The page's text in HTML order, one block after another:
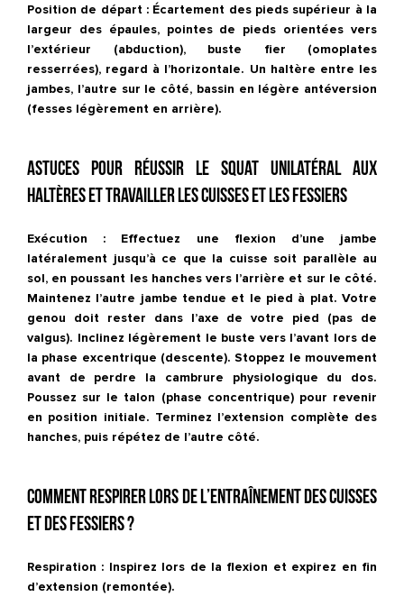
Position de départ : Écartement des pieds supérieur à la
largeur des épaules, pointes de pieds orientées vers
l’extérieur (abduction), buste fier (omoplates
resserrées), regard à l’horizontale. Un haltère entre les
jambes, l’autre sur le côté, bassin en légère antéversion
(fesses légèrement en arrière).
Astuces pour réussir le squat unilatéral aux
haltères et travailler les cuisses et les fessiers
Exécution : Effectuez une flexion d’une jambe
latéralement jusqu’à ce que la cuisse soit parallèle au
sol, en poussant les hanches vers l’arrière et sur le côté.
Maintenez l’autre jambe tendue et le pied à plat. Votre
genou doit rester dans l’axe de votre pied (pas de
valgus). Inclinez légèrement le buste vers l’avant lors de
la phase excentrique (descente). Stoppez le mouvement
avant de perdre la cambrure physiologique du dos.
Poussez sur le talon (phase concentrique) pour revenir
en position initiale. Terminez l’extension complète des
hanches, puis répétez de l’autre côté.
Comment respirer lors de l’entraînement des cuisses
et des fessiers ?
Respiration : Inspirez lors de la flexion et expirez en fin
d’extension (remontée).